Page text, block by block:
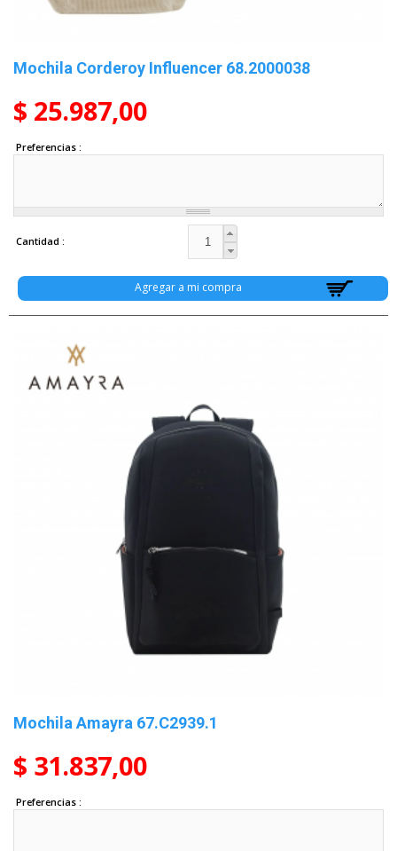
Mochila Corderoy Influencer 68.2000038
$ 25.987,00
Preferencias
Cantidad
Mochila Amayra 67.C2939.1
$ 31.837,00
Preferencias